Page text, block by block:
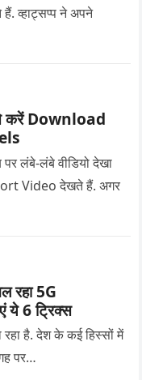
व्हाट्सप्प ने अपने
करें Download
लंबे-लंबे वीडियो देखा
Video देखते हैं. अगर
रहा 5G
6 ट्रिक्स
है. देश के कई हिस्सों में
पर…